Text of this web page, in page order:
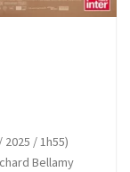
2025 / 1h55)
Bellamy